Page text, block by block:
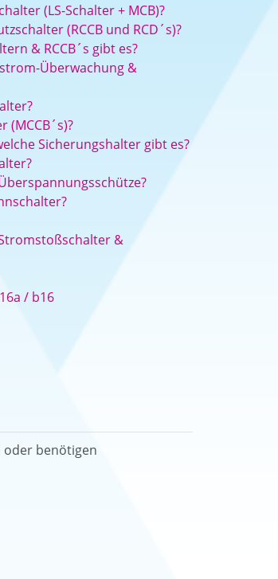
(LS-Schalter + MCB)?
(RCCB und RCD´s)?
& RCCB´s gibt es?
Überwachung &
(MCCB´s)?
Sicherungshalter gibt es?
&
/ b16
oder benötigen